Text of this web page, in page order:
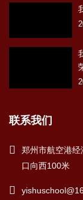
联系我们
郑州市航空港经
口向西100米